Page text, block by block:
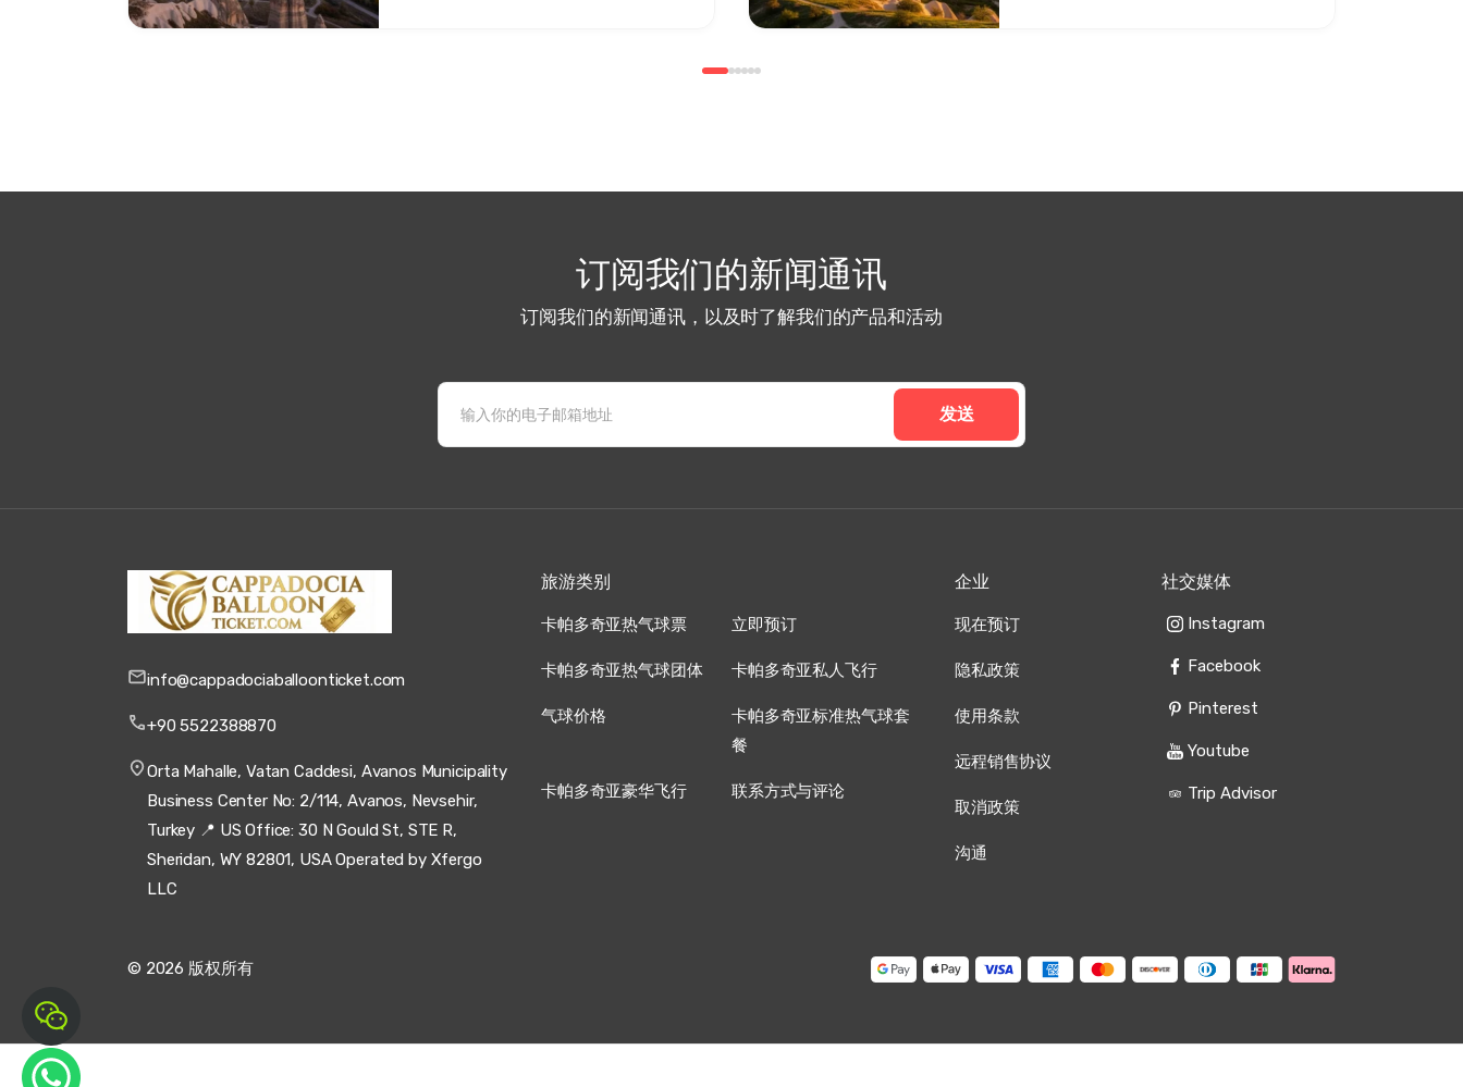
订阅我们的新闻通讯
订阅我们的新闻通讯，以及时了解我们的产品和活动
发送
info@cappadociaballoonticket.com
+90 5522388870
Orta Mahalle, Vatan Caddesi, Avanos Municipality
Business Center No: 2/114, Avanos, Nevsehir,
Turkey 📍 US Office: 30 N Gould St, STE R,
Sheridan, WY 82801, USA Operated by Xfergo
LLC
旅游类别
卡帕多奇亚热气球票 立即预订
卡帕多奇亚热气球团体 卡帕多奇亚私人飞行
气球价格
卡帕多奇亚标准热气球套
餐
卡帕多奇亚豪华飞行 联系方式与评论
企业
现在预订
隐私政策
使用条款
远程销售协议
取消政策
沟通
社交媒体
Instagram
Facebook
Pinterest
Youtube
Trip Advisor
© 2026 版权所有